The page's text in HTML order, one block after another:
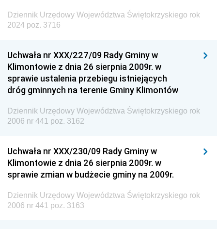
Dziennik Urzędowy Województwa Świętokrzyskiego rok
2024 poz. 3716
Uchwała nr XXX/227/09 Rady Gminy w
Klimontowie z dnia 26 sierpnia 2009r. w
sprawie ustalenia przebiegu istniejących
dróg gminnych na terenie Gminy Klimontów
Dziennik Urzędowy Województwa Świętokrzyskiego rok
2006 nr 441 poz. 3162
Uchwała nr XXX/230/09 Rady Gminy w
Klimontowie z dnia 26 sierpnia 2009r. w
sprawie zmian w budżecie gminy na 2009r.
Dziennik Urzędowy Województwa Świętokrzyskiego rok
2006 nr 441 poz. 3163